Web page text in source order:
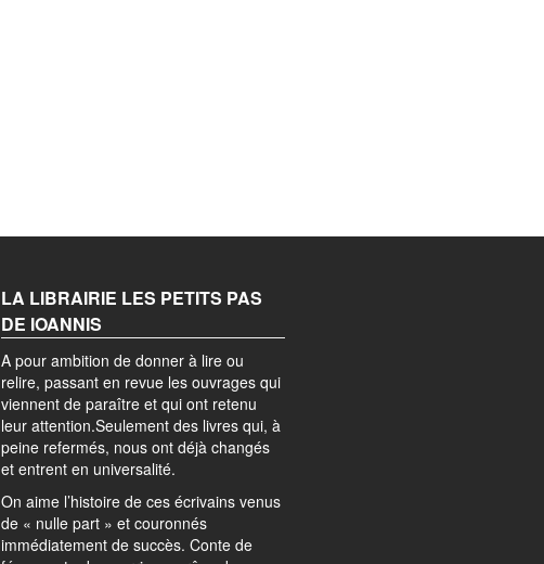
LA LIBRAIRIE LES PETITS PAS
DE IOANNIS
A pour ambition de donner à lire ou
relire, passant en revue les ouvrages qui
viennent de paraître et qui ont retenu
leur attention.Seulement des livres qui, à
peine refermés, nous ont déjà changés
et entrent en universalité.
On aime l’histoire de ces écrivains venus
de « nulle part » et couronnés
immédiatement de succès. Conte de